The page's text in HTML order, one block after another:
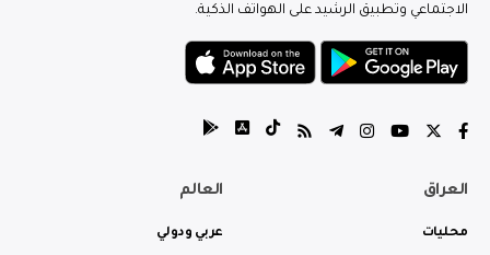
الاجتماعي وتطبيق الرشيد على الهواتف الذكية.
العراق
محليات
العالم
عربي ودولي